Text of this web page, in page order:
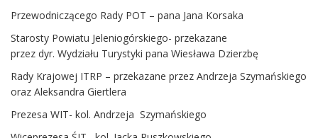
Przewodniczącego Rady POT – pana Jana Korsaka
Starosty Powiatu Jeleniogórskiego- przekazane
przez dyr. Wydziału Turystyki pana Wiesława Dzierzbę
Rady Krajowej ITRP – przekazane przez Andrzeja Szymańskiego
oraz Aleksandra Giertlera
Prezesa WIT- kol. Andrzeja Szymańskiego